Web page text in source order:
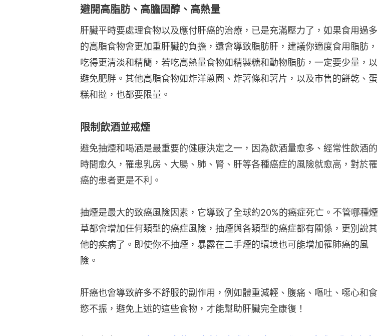
避開高脂肪、高膽固醇、高熱量
肝臟平時要處理食物以及應付肝癌的治療，已是充滿壓力了，如果食用過多
的高脂食物會更加重肝臟的負擔，還會導致脂肪肝，建議你適度食用脂肪，
吃得更清淡和精簡，若吃高熱量食物如精製糖和動物脂肪，一定要少量，以
避免肥胖。其他高脂食物如炸洋蔥圈、炸薯條和薯片，以及市售的餅乾、蛋
糕和撻，也都要限量。
限制飲酒並戒煙
避免抽煙和喝酒是最重要的健康決定之一，因為飲酒量愈多、經常性飲酒的
時間愈久，罹患乳房、大腸、肺、腎、肝等各種癌症的風險就愈高，對於罹
癌的患者更是不利。
抽煙是最大的致癌風險因素，它導致了全球約20%的癌症死亡。不管哪種煙
草都會增加任何類型的癌症風險，抽煙與各類型的癌症都有關係，更別說其
他的疾病了。即使你不抽煙，暴露在二手煙的環境也可能增加罹肺癌的風
險。
肝癌也會導致許多不舒服的副作用，例如體重減輕、腹痛、嘔吐、噁心和食
慾不振，避免上述的這些食物，才能幫助肝臟完全康復！